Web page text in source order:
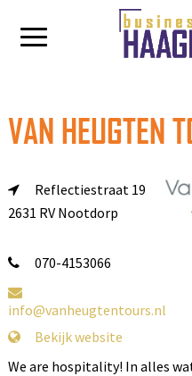
VAN HEUGTEN
Reflectiestraat 19
2631 RV Nootdorp
070-4153066
info@vanheugtentours.nl
Bekijk website
We are hospitality! In alles